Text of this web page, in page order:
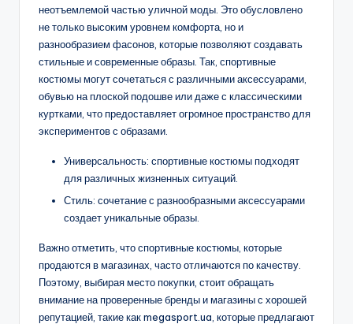
неотъемлемой частью уличной моды. Это обусловлено
не только высоким уровнем комфорта, но и
разнообразием фасонов, которые позволяют создавать
стильные и современные образы. Так, спортивные
костюмы могут сочетаться с различными аксессуарами,
обувью на плоской подошве или даже с классическими
куртками, что предоставляет огромное пространство для
экспериментов с образами.
Универсальность: спортивные костюмы подходят
для различных жизненных ситуаций.
Стиль: сочетание с разнообразными аксессуарами
создает уникальные образы.
Важно отметить, что спортивные костюмы, которые
продаются в магазинах, часто отличаются по качеству.
Поэтому, выбирая место покупки, стоит обращать
внимание на проверенные бренды и магазины с хорошей
репутацией, такие как megasport.ua, которые предлагают